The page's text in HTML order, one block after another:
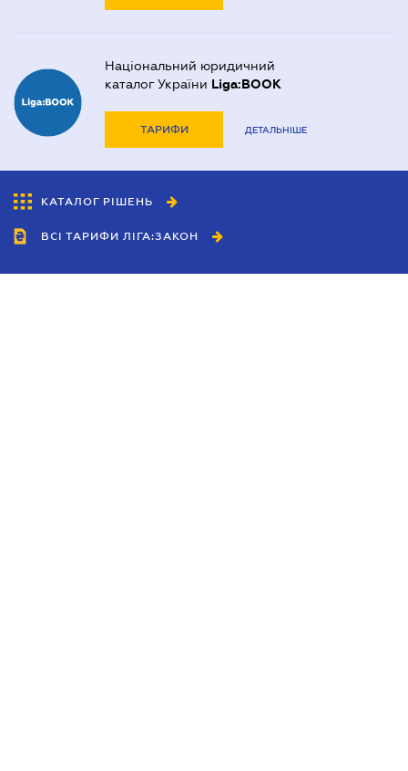
Національний юридичний
каталог України Liga:BOOK
ТАРИФИ ДЕТАЛЬНІШЕ
КАТАЛОГ РІШЕНЬ
ВСІ ТАРИФИ ЛІГА:ЗАКОН